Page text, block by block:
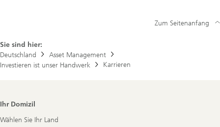
Sie sind hier:
Deutschland
Asset Management
Investieren ist unser Handwerk
Karrieren
Zum Seitenanfang
Footer
Ihr Domizil
Wählen Sie Ihr Land